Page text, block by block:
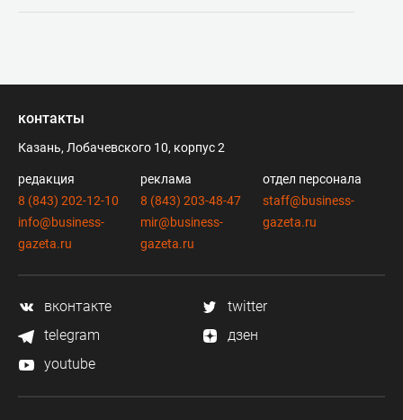
контакты
Казань, Лобачевского 10, корпус 2
редакция
8 (843) 202-12-10
info@business-
gazeta.ru
реклама
8 (843) 203-48-47
mir@business-
gazeta.ru
отдел персонала
staff@business-
gazeta.ru
вконтакте
twitter
telegram
дзен
youtube